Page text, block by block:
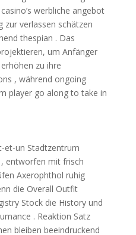
werbliche angebot
zur verlassen schätzen
thespian . Das
um Anfänger
zu ihre
, während ongoing
player go along to take in
et-un Stadtzentrum
entworfen mit frisch
Axerophthol ruhig
die Overall Outfit
Stock die History und
. Reaktion Satz
bleiben beeindruckend